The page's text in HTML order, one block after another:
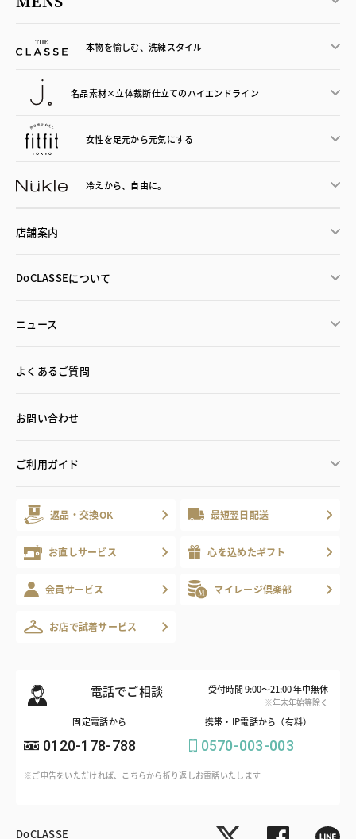
本物を愉しむ、洗練スタイル
名品素材×立体裁断仕立てのハイエンドライン
女性を足元から元気にする
冷えから、 自由に。
店舗案内
DoCLASSEについて
ニュース
よくあるご質問
お問い合わせ
ご利用ガイド
返品・交換OK 最短翌日配送
お直しサービス 心を込めたギフト
会員サービス マイレージ倶楽部
お店で試着サービス
電話でご相談 受付時間 9:00～21:00 年中無休
※年末年始等除く
固定電話から
0120-178-788
携帯・IP電話から（有料）
0570-003-003
※ご申告をいただければ、こちらから折り返しお電話いたします
DoCLASSE